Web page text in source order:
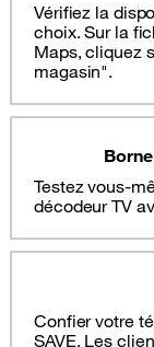
Vérifiez la
choix. Sur la
Maps, cliquez
magasin".
Testez vous-
décodeur TV
Confier votre
SAVE. Les